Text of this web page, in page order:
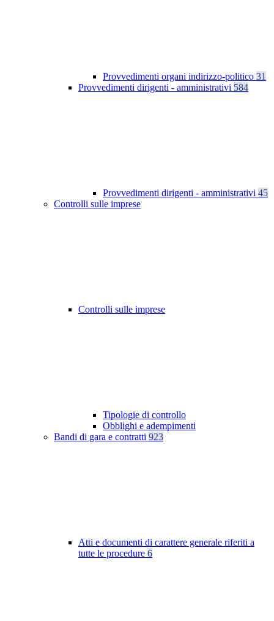
Provvedimenti organi indirizzo-politico 31
Provvedimenti dirigenti - amministrativi 584
Provvedimenti dirigenti - amministrativi 45
Controlli sulle imprese
Controlli sulle imprese
Tipologie di controllo
Obblighi e adempimenti
Bandi di gara e contratti 923
Atti e documenti di carattere generale riferiti a
tutte le procedure 6